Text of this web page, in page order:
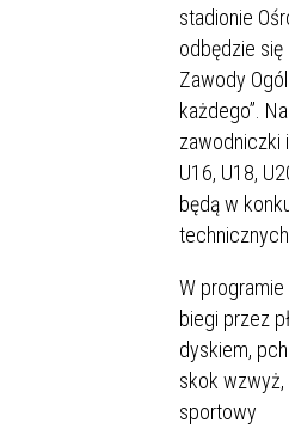
stadionie
odbędzie
Zawody
każdego”.
zawodniczki
U16, U18,
będą w
W programie
biegi przez
dyskiem,
skok
sportowy